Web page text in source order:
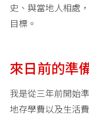
史、與當地人相處
目標。
來日前的準
我是從三年前開始
地存學費以及生活